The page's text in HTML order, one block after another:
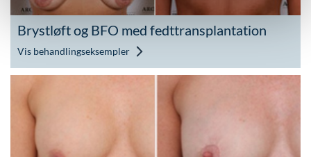
Brystløft og BFO med fedttransplantation
Vis behandlingseksempler